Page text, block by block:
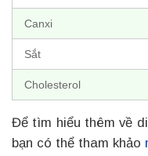
Canxi
Sắt
Cholesterol
Để tìm hiểu thêm về
bạn có thể tham khảo